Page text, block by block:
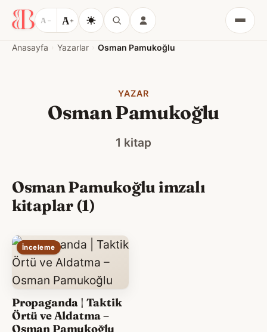
A − A+
Menü
Anasayfa Yazarlar Osman Pamukoğlu
YAZAR
Osman Pamukoğlu
1 kitap
Osman Pamukoğlu imzalı
kitaplar (1)
İnceleme
Propaganda | Taktik
Örtü ve Aldatma –
Osman Pamukoğlu